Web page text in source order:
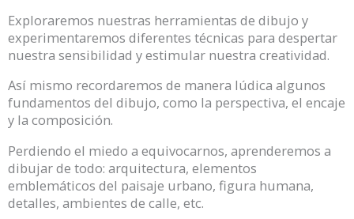
Exploraremos nuestras herramientas de dibujo y
experimentaremos diferentes técnicas para despertar
nuestra sensibilidad y estimular nuestra creatividad.
Así mismo recordaremos de manera lúdica algunos
fundamentos del dibujo, como la perspectiva, el encaje
y la composición.
Perdiendo el miedo a equivocarnos, aprenderemos a
dibujar de todo: arquitectura, elementos
emblemáticos del paisaje urbano, figura humana,
detalles, ambientes de calle, etc.